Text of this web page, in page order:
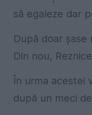
să egaleze dar
După doar
Din nou,
În urma acestei
după un meci